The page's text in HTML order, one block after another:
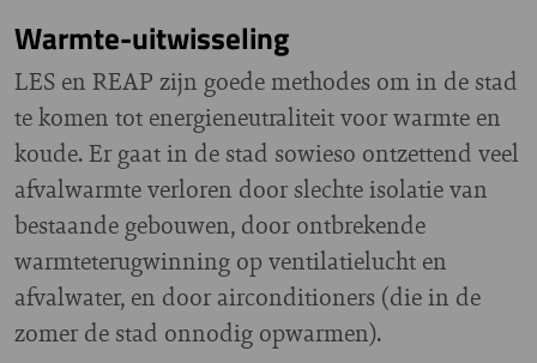
Warmte-uitwisseling
LES en REAP zijn goede methodes om in de stad
te komen tot energieneutraliteit voor warmte en
koude. Er gaat in de stad sowieso ontzettend veel
afvalwarmte verloren door slechte isolatie van
bestaande gebouwen, door ontbrekende
warmteterugwinning op ventilatielucht en
afvalwater, en door airconditioners (die in de
zomer de stad onnodig opwarmen).